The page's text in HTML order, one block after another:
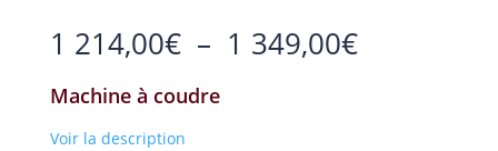
1 214,00€ – 1 349,00€Plage
de
Machine à coudre
Voir la description